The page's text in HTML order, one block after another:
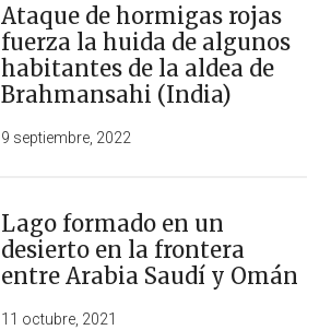
Ataque de hormigas rojas
fuerza la huida de algunos
habitantes de la aldea de
Brahmansahi (India)
9 septiembre, 2022
Lago formado en un
desierto en la frontera
entre Arabia Saudí y Omán
11 octubre, 2021